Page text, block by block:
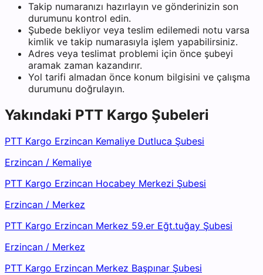
Takip numaranızı hazırlayın ve gönderinizin son
durumunu kontrol edin.
Şubede bekliyor veya teslim edilemedi notu varsa
kimlik ve takip numarasıyla işlem yapabilirsiniz.
Adres veya teslimat problemi için önce şubeyi
aramak zaman kazandırır.
Yol tarifi almadan önce konum bilgisini ve çalışma
durumunu doğrulayın.
Yakındaki PTT Kargo Şubeleri
PTT Kargo Erzincan Kemaliye Dutluca Şubesi
Erzincan / Kemaliye
PTT Kargo Erzincan Hocabey Merkezi Şubesi
Erzincan / Merkez
PTT Kargo Erzincan Merkez 59.er Eğt.tuğay Şubesi
Erzincan / Merkez
PTT Kargo Erzincan Merkez Başpınar Şubesi